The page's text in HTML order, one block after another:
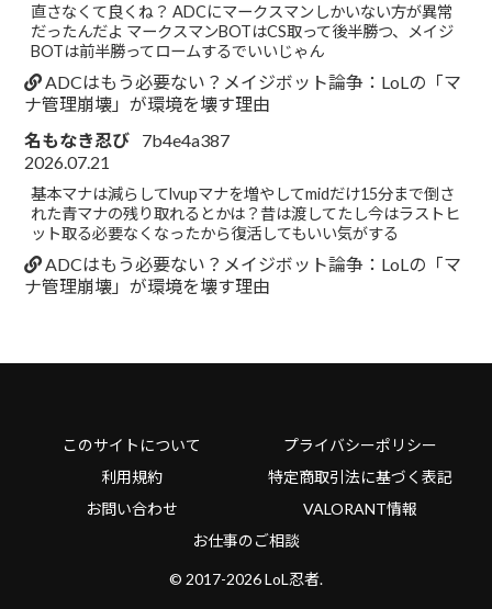
直さなくて良くね？ ADCにマークスマンしかいない方が異常
だったんだよ マークスマンBOTはCS取って後半勝つ、メイジ
BOTは前半勝ってロームするでいいじゃん
ADCはもう必要ない？メイジボット論争：LoLの「マ
ナ管理崩壊」が環境を壊す理由
名もなき忍び
7b4e4a387
2026.07.21
基本マナは減らしてlvupマナを増やしてmidだけ15分まで倒さ
れた青マナの残り取れるとかは？昔は渡してたし今はラストヒ
ット取る必要なくなったから復活してもいい気がする
ADCはもう必要ない？メイジボット論争：LoLの「マ
ナ管理崩壊」が環境を壊す理由
このサイトについて
プライバシーポリシー
利用規約
特定商取引法に基づく表記
お問い合わせ
VALORANT情報
お仕事のご相談
© 2017-2026 LoL忍者.